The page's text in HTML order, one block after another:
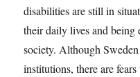
disabilities are still in
their daily lives and
society. Although
institutions, there are